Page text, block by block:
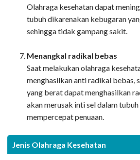
Olahraga kesehatan dapat
tubuh dikarenakan kebugaran
sehingga tidak gampang sakit.
Menangkal radikal bebas
Saat melakukan olahraga
menghasilkan anti radikal bebas,
yang berat dapat menghasilkan
akan merusak inti sel dalam
mempercepat penuaan.
Jenis Olahraga Kesehatan